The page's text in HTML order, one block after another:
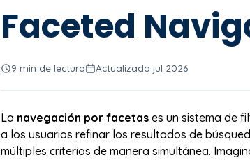
Faceted
9 min de lectura Actualizado jul 2026
La navegación por facetas es un sistema de
a los usuarios refinar los resultados de
múltiples criterios de manera simultánea.